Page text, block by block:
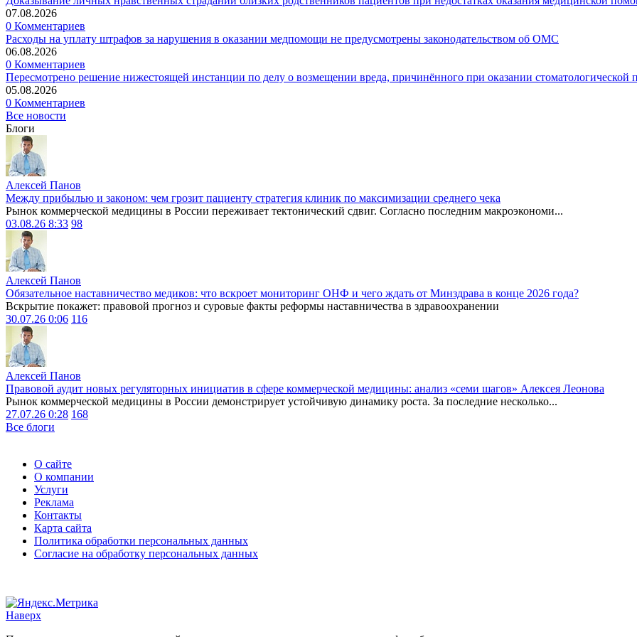
07.08.2026
0 Комментариев
Расходы на уплату штрафов за нарушения в оказании медпомощи не предусмотрены законодательством об ОМС
06.08.2026
0 Комментариев
Пересмотрено решение нижестоящей инстанции по делу о возмещении вреда, причинённого при оказании стоматологической
05.08.2026
0 Комментариев
Все новости
Блоги
Алексей Панов
Между прибылью и законом: чем грозит пациенту стратегия клиник по максимизации среднего чека
Рынок коммерческой медицины в России переживает тектонический сдвиг. Согласно последним макроэкономи...
03.08.26 8:33 98
Алексей Панов
Обязательное наставничество медиков: что вскроет мониторинг ОНФ и чего ждать от Минздрава в конце 2026 года?
Вскрытие покажет: правовой прогноз и суровые факты реформы наставничества в здравоохранении
30.07.26 0:06 116
Алексей Панов
Правовой аудит новых регуляторных инициатив в сфере коммерческой медицины: анализ «семи шагов» Алексея Леонова
Рынок коммерческой медицины в России демонстрирует устойчивую динамику роста. За последние несколько...
27.07.26 0:28 168
Все блоги
О сайте
О компании
Услуги
Реклама
Контакты
Карта сайта
Политика обработки персональных данных
Согласие на обработку персональных данных
Наверх